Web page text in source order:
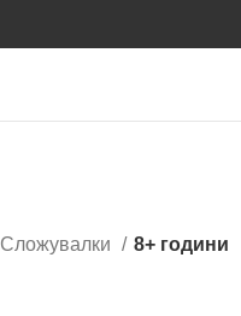
Сложувалки 8+ години